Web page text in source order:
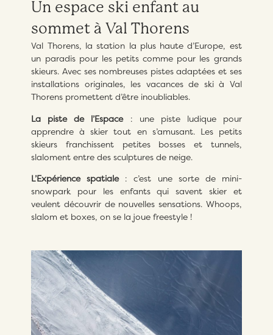
Un espace ski enfant au
sommet à Val Thorens
Val Thorens, la station la plus haute d’Europe, est
un paradis pour les petits comme pour les grands
skieurs. Avec ses nombreuses pistes adaptées et ses
installations originales, les vacances de ski à Val
Thorens promettent d’être inoubliables.
La piste de l’Espace: une piste ludique pour
apprendre à skier tout en s’amusant. Les petits
skieurs franchissent petites bosses et tunnels,
slaloment entre des sculptures de neige.
L’Expérience spatiale : c’est une sorte de mini-
snowpark pour les enfants qui savent skier et
veulent découvrir de nouvelles sensations. Whoops,
slalom et boxes, on se la joue freestyle !